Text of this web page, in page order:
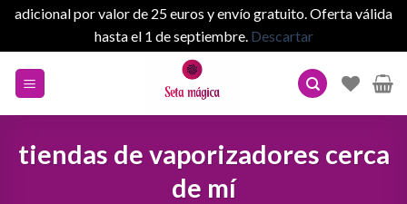
adicional por valor de 25 euros y envío gratuito. Oferta válida
hasta el 1 de septiembre. Descartar
tiendas de vaporizadores cerca
de mí